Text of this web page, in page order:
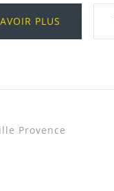
PLUS
Provence